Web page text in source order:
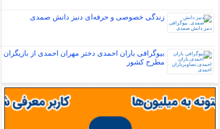
زندگی خصوصی و حرفه‌ای دنیز دانش صمدی
بیوگرافی باران احمدی دختر مهران احمدی از بازیگران
مطرح کشور